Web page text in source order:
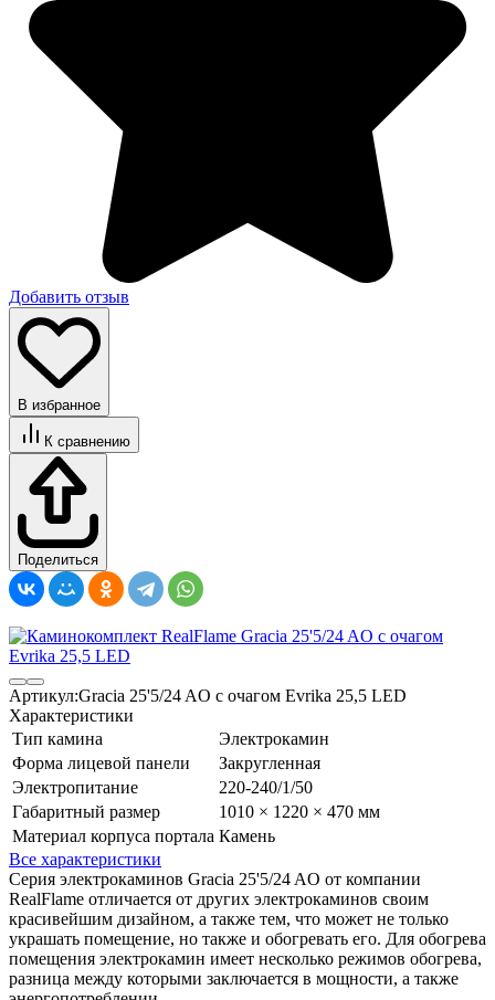
Добавить отзыв
В избранное
К сравнению
Поделиться
Артикул:Gracia 25'5/24 AO с очагом Evrika 25,5 LED
Характеристики
Тип камина
Электрокамин
Форма лицевой панели
Закругленная
Электропитание
220-240/1/50
Габаритный размер
1010 × 1220 × 470 мм
Материал корпуса портала Камень
Все характеристики
Серия электрокаминов Gracia 25'5/24 AO от компании
RealFlame отличается от других электрокаминов своим
красивейшим дизайном, а также тем, что может не только
украшать помещение, но также и обогревать его. Для обогрева
помещения электрокамин имеет несколько режимов обогрева,
разница между которыми заключается в мощности, а также